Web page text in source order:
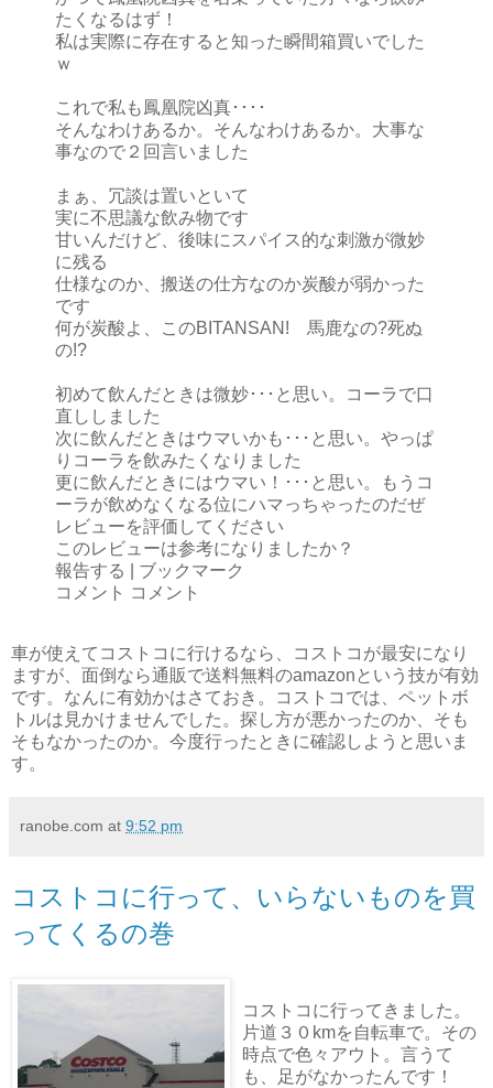
たくなるはず！
私は実際に存在すると知った瞬間箱買いでした
ｗ
これで私も鳳凰院凶真････
そんなわけあるか。そんなわけあるか。大事な
事なので２回言いました
まぁ、冗談は置いといて
実に不思議な飲み物です
甘いんだけど、後味にスパイス的な刺激が微妙
に残る
仕様なのか、搬送の仕方なのか炭酸が弱かった
です
何が炭酸よ、このBITANSAN! 馬鹿なの?死ぬ
の!?
初めて飲んだときは微妙･･･と思い。コーラで口
直ししました
次に飲んだときはウマいかも･･･と思い。やっぱ
りコーラを飲みたくなりました
更に飲んだときにはウマい！･･･と思い。もうコ
ーラが飲めなくなる位にハマっちゃったのだぜ
レビューを評価してください
このレビューは参考になりましたか？
報告する | ブックマーク
コメント コメント
車が使えてコストコに行けるなら、コストコが最安になり
ますが、面倒なら通販で送料無料のamazonという技が有効
です。なんに有効かはさておき。コストコでは、ペットボ
トルは見かけませんでした。探し方が悪かったのか、そも
そもなかったのか。今度行ったときに確認しようと思いま
す。
ranobe.com at 9:52 pm
コストコに行って、いらないものを買
ってくるの巻
コストコに行ってきました。
片道３０kmを自転車で。その
時点で色々アウト。言うて
も、足がなかったんです！